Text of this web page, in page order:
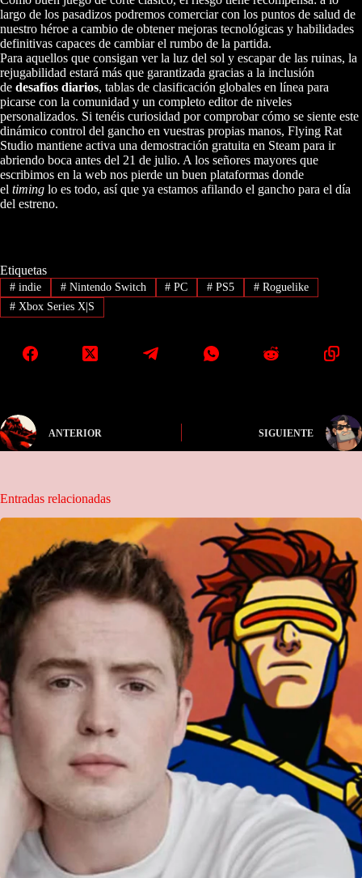
largo de los pasadizos podremos comerciar con los puntos de salud de
nuestro héroe a cambio de obtener mejoras tecnológicas y habilidades
definitivas capaces de cambiar el rumbo de la partida.
Para aquellos que consigan ver la luz del sol y escapar de las ruinas, la
rejugabilidad estará más que garantizada gracias a la inclusión
de desafíos diarios, tablas de clasificación globales en línea para
picarse con la comunidad y un completo editor de niveles
personalizados. Si tenéis curiosidad por comprobar cómo se siente este
dinámico control del gancho en vuestras propias manos, Flying Rat
Studio mantiene activa una demostración gratuita en Steam para ir
abriendo boca antes del 21 de julio. A los señores mayores que
escribimos en la web nos pierde un buen plataformas donde
el timing lo es todo, así que ya estamos afilando el gancho para el día
del estreno.
Etiquetas
#indie #Nintendo Switch # PC # PS5 # Roguelike
#Xbox Series X|S
ANTERIOR SIGUIENTE
Entradas relacionadas